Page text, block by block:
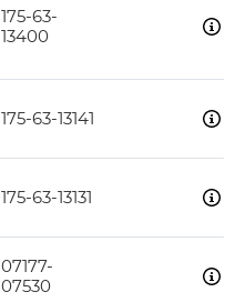
175-63-
13400
175-63-13141
175-63-13131
07177-
07530